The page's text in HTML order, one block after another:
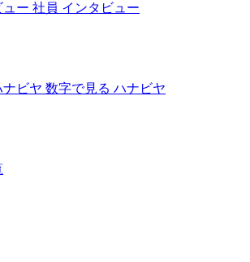
ュー 社員 インタビュー
ビヤ 数字で見る ハナビヤ